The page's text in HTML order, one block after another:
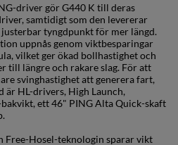
driver gör G440 K till deras
samtidigt som den levererar
tyngdpunkt för mer längd.
uppnås genom viktbesparingar
vilket ger ökad bollhastighet och
till längre och rakare slag. För att
svinghastighet att generera fart,
är HL-drivers, High Launch,
ett 46" PING Alta Quick-skaft
Free-Hosel-teknologin sparar vikt